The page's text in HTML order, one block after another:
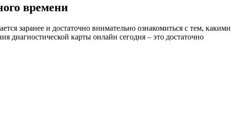
времени
заранее и достаточно внимательно ознакомиться с тем, какими
карты онлайн сегодня – это достаточно